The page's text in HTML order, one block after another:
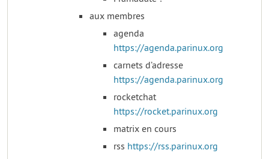
aux membres
agenda
https://agenda.parinux.org
carnets d’adresse
https://agenda.parinux.org
rocketchat
https://rocket.parinux.org
matrix en cours
rss https://rss.parinux.org